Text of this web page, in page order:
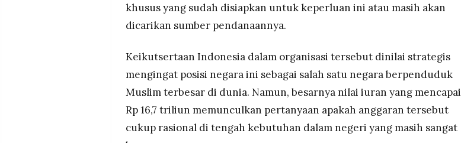
khusus yang sudah disiapkan untuk keperluan ini atau masih akan
dicarikan sumber pendanaannya.
Keikutsertaan Indonesia dalam organisasi tersebut dinilai strategis
mengingat posisi negara ini sebagai salah satu negara berpenduduk
Muslim terbesar di dunia. Namun, besarnya nilai iuran yang mencapai
Rp 16,7 triliun memunculkan pertanyaan apakah anggaran tersebut
cukup rasional di tengah kebutuhan dalam negeri yang masih sangat